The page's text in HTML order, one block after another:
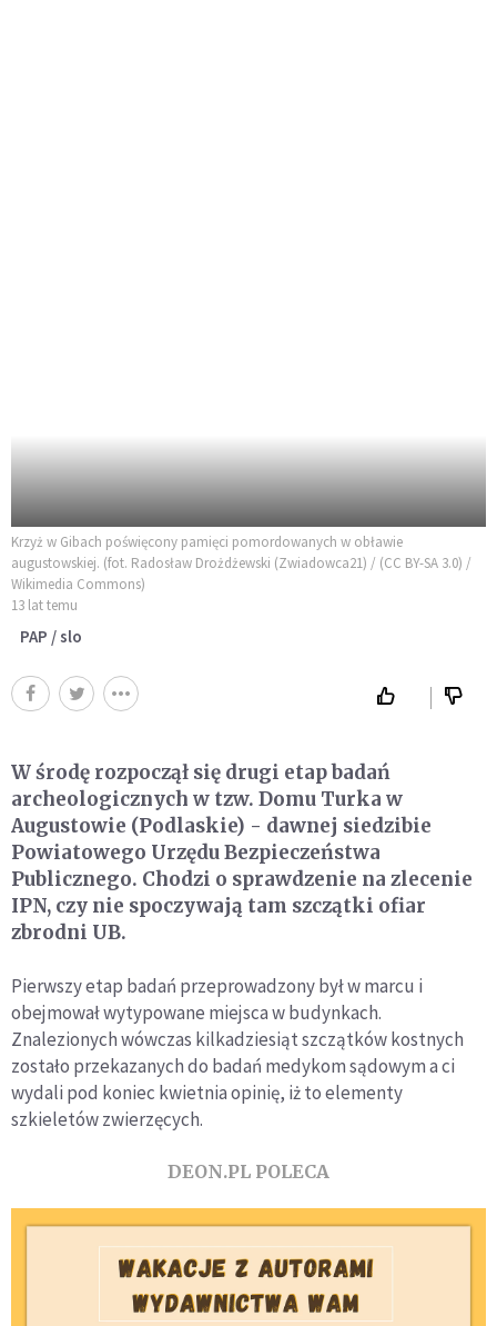
Krzyż w Gibach poświęcony pamięci pomordowanych w obławie
augustowskiej. (fot. Radosław Drożdżewski (Zwiadowca21) / (CC BY-SA 3.0) /
Wikimedia Commons)
13 lat temu
PAP / slo
W środę rozpoczął się drugi etap badań
archeologicznych w tzw. Domu Turka w
Augustowie (Podlaskie) - dawnej siedzibie
Powiatowego Urzędu Bezpieczeństwa
Publicznego. Chodzi o sprawdzenie na zlecenie
IPN, czy nie spoczywają tam szczątki ofiar
zbrodni UB.
Pierwszy etap badań przeprowadzony był w marcu i
obejmował wytypowane miejsca w budynkach.
Znalezionych wówczas kilkadziesiąt szczątków kostnych
zostało przekazanych do badań medykom sądowym a ci
wydali pod koniec kwietnia opinię, iż to elementy
szkieletów zwierzęcych.
DEON.PL POLECA